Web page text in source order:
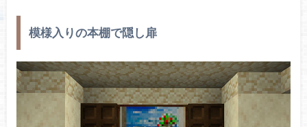
模様入りの本棚で隠し扉